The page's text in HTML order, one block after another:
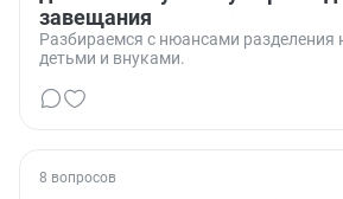
завещания
Разбираемся с нюансами разделения
детьми и внуками.
8 вопросов